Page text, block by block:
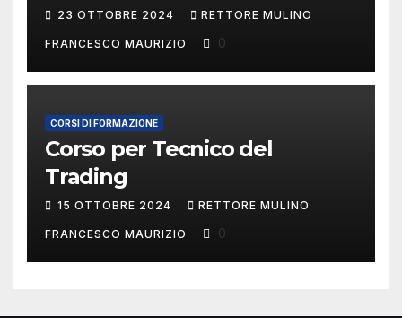
23 OTTOBRE 2024 RETTORE MULINO
FRANCESCO MAURIZIO 0
CORSI DI FORMAZIONE
Corso per Tecnico del
Trading
15 OTTOBRE 2024 RETTORE MULINO
FRANCESCO MAURIZIO 0